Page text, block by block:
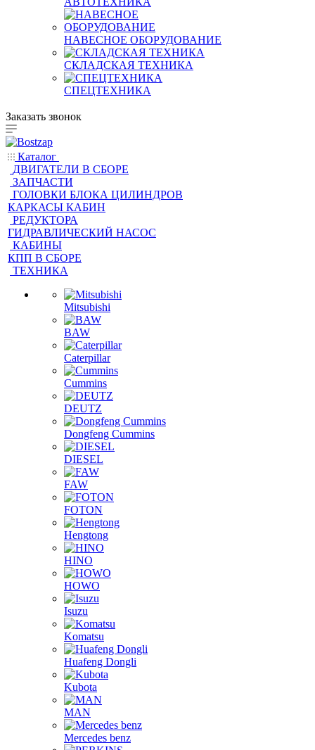
НАВЕСНОЕ ОБОРУДОВАНИЕ
СКЛАДСКАЯ ТЕХНИКА
СПЕЦТЕХНИКА
Заказать звонок
Каталог
ДВИГАТЕЛИ В СБОРЕ
ЗАПЧАСТИ
ГОЛОВКИ БЛОКА ЦИЛИНДРОВ
КАРКАСЫ КАБИН
РЕДУКТОРА
ГИДРАВЛИЧЕСКИЙ НАСОС
КАБИНЫ
КПП В СБОРЕ
ТЕХНИКА
Mitsubishi
BAW
Caterpillar
Cummins
DEUTZ
Dongfeng Cummins
DIESEL
FAW
FOTON
Hengtong
HINO
HOWO
Isuzu
Komatsu
Huafeng Dongli
Kubota
MAN
Mercedes benz